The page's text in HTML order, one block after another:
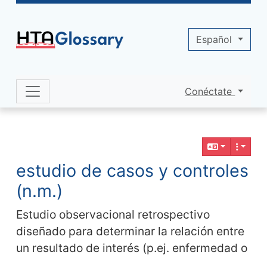
Navigation and related functionality
estudio de casos y controles
(n.m.)
Estudio observacional retrospectivo
diseñado para determinar la relación entre
un resultado de interés (p.ej. enfermedad o
Site identity, navigation, etc.
Conéctate
Español